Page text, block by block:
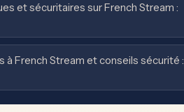
et sécuritaires sur French Stream :
French Stream et conseils sécurité :